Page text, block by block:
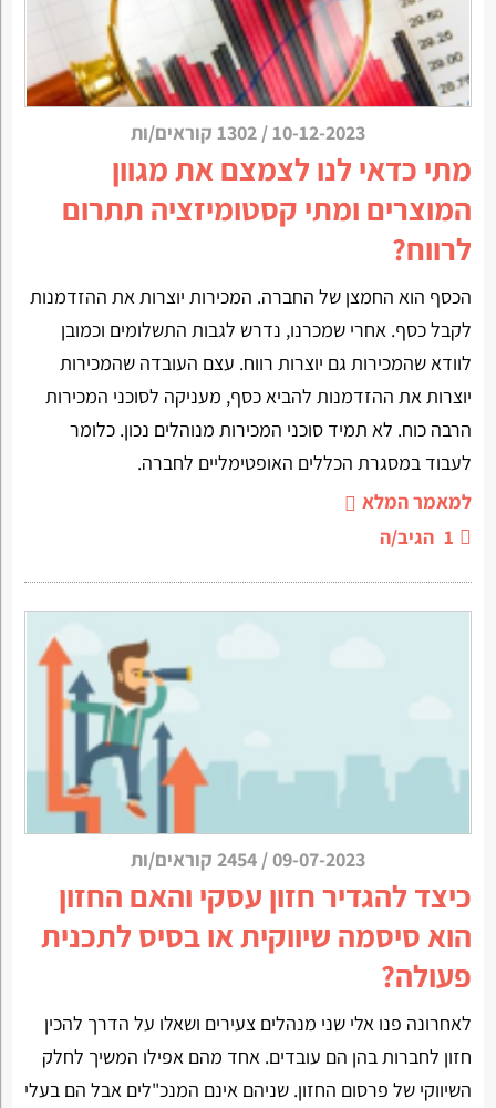
10-12-2023
/ 1302 קוראים/ות
מתי כדאי לנו לצמצם את מגוון
המוצרים ומתי קסטומיזציה תתרום
לרווח?
הכסף הוא החמצן של החברה. המכירות יוצרות את ההזדמנות
לקבל כסף. אחרי שמכרנו, נדרש לגבות התשלומים וכמובן
לוודא שהמכירות גם יוצרות רווח. עצם העובדה שהמכירות
יוצרות את ההזדמנות להביא כסף, מעניקה לסוכני המכירות
הרבה כוח. לא תמיד סוכני המכירות מנוהלים נכון. כלומר
לעבוד במסגרת הכללים האופטימליים לחברה.
למאמר המלא
1 הגיב/ה
09-07-2023
/ 2454 קוראים/ות
כיצד להגדיר חזון עסקי והאם החזון
הוא סיסמה שיווקית או בסיס לתכנית
פעולה?
לאחרונה פנו אלי שני מנהלים צעירים ושאלו על הדרך להכין
חזון לחברות בהן הם עובדים. אחד מהם אפילו המשיך לחלק
השיווקי של פרסום החזון. שניהם אינם המנכ"לים אבל הם בעלי